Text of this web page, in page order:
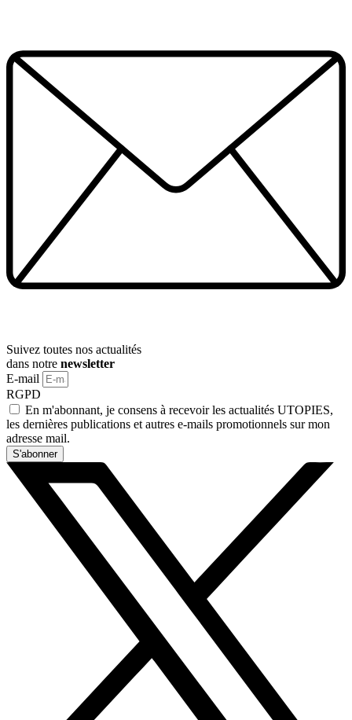
Suivez toutes nos actualités
dans notre newsletter
E-mail
RGPD
En m'abonnant, je consens à recevoir les actualités UTOPIES,
les dernières publications et autres e-mails promotionnels sur mon
adresse mail.
S'abonner